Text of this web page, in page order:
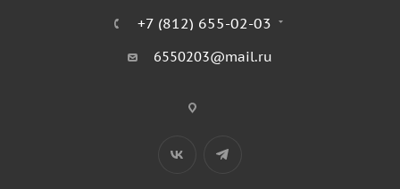
+7 (812) 655-02-03
6550203@mail.ru